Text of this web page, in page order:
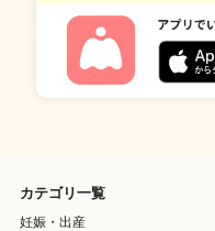
カテゴリ一覧
妊娠・出産